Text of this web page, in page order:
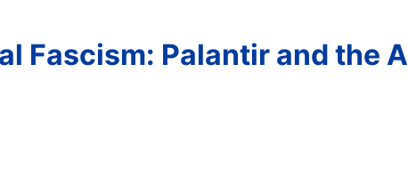
Fascism: Palantir and the